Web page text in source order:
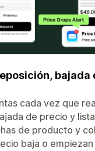
bajada
cada vez que
de precio y
de producto y
baja o